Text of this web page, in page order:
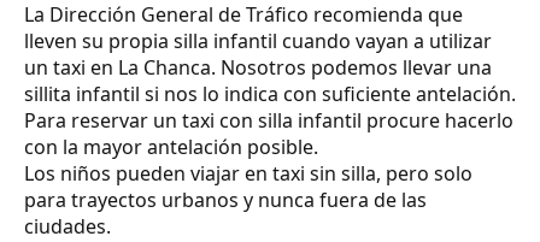
La Dirección General de Tráfico recomienda que
lleven su propia silla infantil cuando vayan a utilizar
un taxi en La Chanca. Nosotros podemos llevar una
sillita infantil si nos lo indica con suficiente antelación.
Para reservar un taxi con silla infantil procure hacerlo
con la mayor antelación posible.
Los niños pueden viajar en taxi sin silla, pero solo
para trayectos urbanos y nunca fuera de las
ciudades.